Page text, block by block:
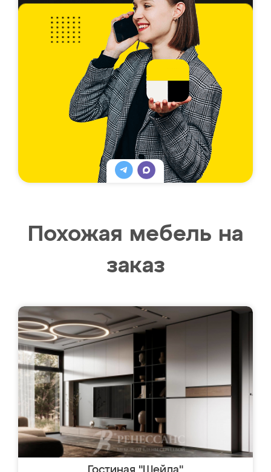
Похожая мебель на
заказ